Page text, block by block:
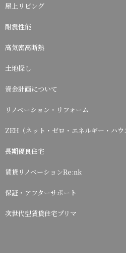
屋上リビング
耐震性能
高気密高断熱
土地探し
資金計画について
リノベーション・リフォーム
ZEH（ネット・ゼロ・エネルギー・ハウ
長期優良住宅
賃貸リノベーションRe:nk
保証・アフターサポート
次世代型賃貸住宅プリマ